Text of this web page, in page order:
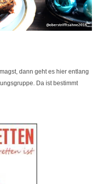
dann geht es hier entlang
Da ist bestimmt